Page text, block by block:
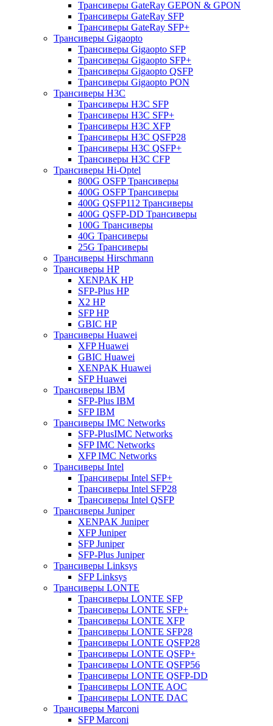
Трансиверы GateRay GEPON & GPON
Трансиверы GateRay SFP
Трансиверы GateRay SFP+
Трансиверы Gigaopto
Трансиверы Gigaopto SFP
Трансиверы Gigaopto SFP+
Трансиверы Gigaopto QSFP
Трансиверы Gigaopto PON
Трансиверы H3C
Трансиверы H3C SFP
Трансиверы H3C SFP+
Трансиверы H3C XFP
Трансиверы H3C QSFP28
Трансиверы H3C QSFP+
Трансиверы H3C CFP
Трансиверы Hi-Optel
800G OSFP Трансиверы
400G OSFP Трансиверы
400G QSFP112 Трансиверы
400G QSFP-DD Трансиверы
100G Трансиверы
40G Трансиверы
25G Трансиверы
Трансиверы Hirschmann
Трансиверы HP
XENPAK HP
SFP-Plus HP
X2 HP
SFP HP
GBIC HP
Трансиверы Huawei
XFP Huawei
GBIC Huawei
XENPAK Huawei
SFP Huawei
Трансиверы IBM
SFP-Plus IBM
SFP IBM
Трансиверы IMC Networks
SFP-PlusIMC Networks
SFP IMC Networks
XFP IMC Networks
Трансиверы Intel
Трансиверы Intel SFP+
Трансиверы Intel SFP28
Трансиверы Intel QSFP
Трансиверы Juniper
XENPAK Juniper
XFP Juniper
SFP Juniper
SFP-Plus Juniper
Трансиверы Linksys
SFP Linksys
Трансиверы LONTE
Трансиверы LONTE SFP
Трансиверы LONTE SFP+
Трансиверы LONTE XFP
Трансиверы LONTE SFP28
Трансиверы LONTE QSFP28
Трансиверы LONTE QSFP+
Трансиверы LONTE QSFP56
Трансиверы LONTE QSFP-DD
Трансиверы LONTE AOC
Трансиверы LONTE DAC
Трансиверы Marconi
SFP Marconi